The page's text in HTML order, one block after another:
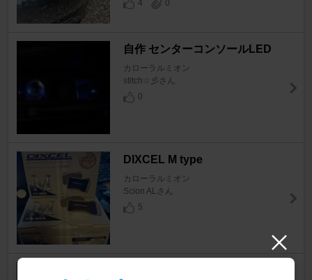
4
0
自作 センターコンソールLED
カローラルミオン
stitch☆彡さん
0
DIXCEL M type
カローラルミオン
Scion ALさん
5